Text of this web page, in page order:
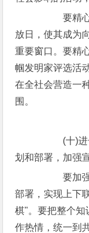
要精心策
放日，使其成为
重要窗口。要精
帼发明家评选活
在全社会营造一
围。
(十)进一
划和部署，加强
要加强对
部署，实现上下
棋"。要把整个知
作热情，统一到